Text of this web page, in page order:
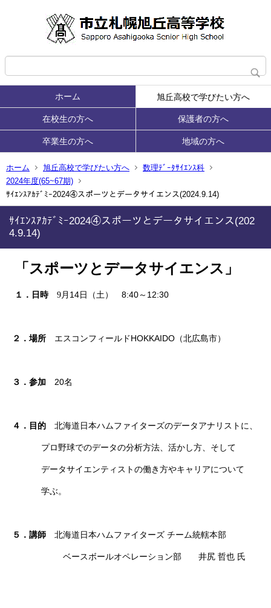
ホーム 旭丘高校で学びたい方へ
在校生の方へ 保護者の方へ
卒業生の方へ 地域の方へ
ホーム 旭丘高校で学びたい方へ
数理ﾃﾞｰﾀｻｲｴﾝｽ科
2024年度(65~67期)
ｻｲｴﾝｽｱｶﾃﾞﾐｰ2024④スポーツとデータサイエンス(2024.9.14)
ｻｲｴﾝｽｱｶﾃﾞﾐｰ2024④スポーツとデータサイエンス(202
4.9.14)
「スポーツとデータサイエンス」
１．日時 9月 14 日（土） 8:40 ～ 12:30
２．場所 エスコンフィールド HOKKAIDO （北広島市）
３．参加 20名
４．目的 北海道日本ハムファイターズのデータアナリストに、
プロ野球でのデータの分析方法、活かし方、そして
データサイエンティスト の働き方やキャリアについて
学ぶ。
５．講師 北海道日本ハムファイターズ チーム統轄本部
ベースボールオペレーション部 井尻 哲也 氏